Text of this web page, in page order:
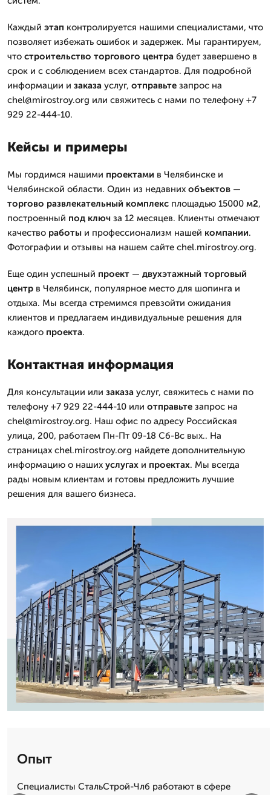
Каждый этап контролируется нашими специалистами, что
позволяет избежать ошибок и задержек. Мы гарантируем,
что строительство торгового центра будет завершено в
срок и с соблюдением всех стандартов. Для подробной
информации и заказа услуг, отправьте запрос на
chel@mirostroy.org или свяжитесь с нами по телефону +7
929 22-444-10.
Кейсы и примеры
Мы гордимся нашими проектами в Челябинске и
Челябинской области. Один из недавних объектов —
торгово развлекательный комплекс площадью 15000 м2,
построенный под ключ за 12 месяцев. Клиенты отмечают
качество работы и профессионализм нашей компании.
Фотографии и отзывы на нашем сайте chel.mirostroy.org.
Еще один успешный проект — двухэтажный торговый
центр в Челябинск, популярное место для шопинга и
отдыха. Мы всегда стремимся превзойти ожидания
клиентов и предлагаем индивидуальные решения для
каждого проекта.
Контактная информация
Для консультации или заказа услуг, свяжитесь с нами по
телефону +7 929 22-444-10 или отправьте запрос на
chel@mirostroy.org. Наш офис по адресу Российская
улица, 200, работаем Пн-Пт 09-18 Сб-Вс вых.. На
страницах chel.mirostroy.org найдете дополнительную
информацию о наших услугах и проектах. Мы всегда
рады новым клиентам и готовы предложить лучшие
решения для вашего бизнеса.
Опыт
Специалисты СтальСтрой-Члб работают в сфере